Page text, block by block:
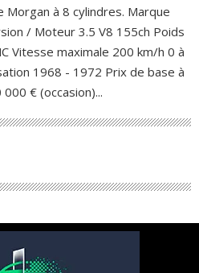
Morgan à 8 cylindres. Marque
/ Moteur 3.5 V8 155ch Poids
Vitesse maximale 200 km/h 0 à
1968 - 1972 Prix de base à
€ (occasion)...